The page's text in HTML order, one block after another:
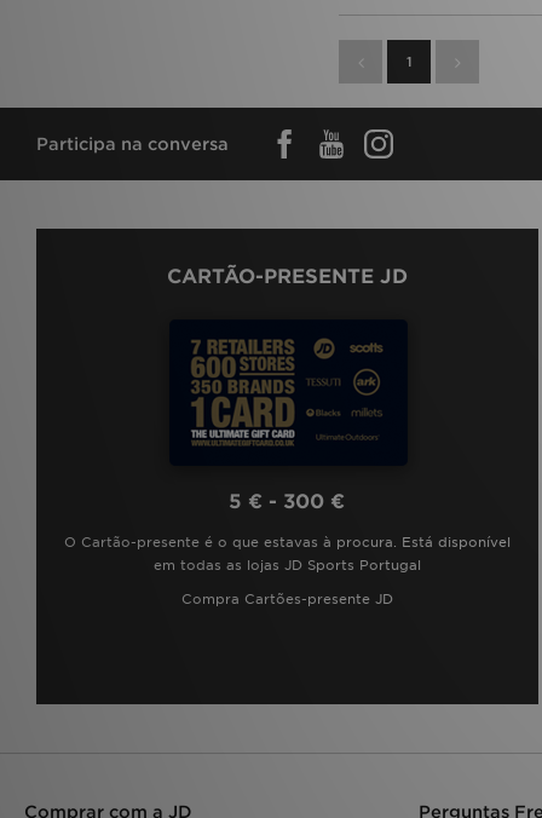
1
Participa na conversa
CARTÃO-PRESENTE JD
5 € - 300 €
O Cartão-presente é o que estavas à procura. Está disponível
em todas as lojas JD Sports Portugal
Compra Cartões-presente JD
Comprar com a JD Perguntas